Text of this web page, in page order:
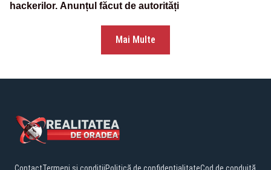
hackerilor. Anunțul făcut de autorități
Mai Multe